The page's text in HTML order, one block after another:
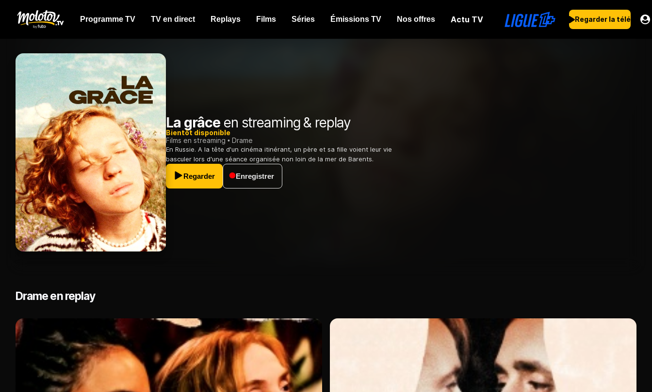
Programme TV TV en direct Replays Films Séries Émissions TV Nos offres Actu TV Regarder la télé
La grâce en streaming & replay
Bientôt disponible
Films en streaming
Drame
En Russie. A la tête d'un cinéma itinérant, un père et sa fille voient leur vie
basculer lors d'une séance organisée non loin de la mer de Barents.
Regarder Enregistrer
Drame en replay